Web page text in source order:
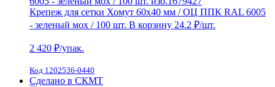
Крепеж для сетки Хомут 60х40 мм / ОЦ ППК RAL 6005
- зеленый мох / 100 шт. В корзину 24.2 ₽/шт.
2 420 ₽/упак.
Код 1202536-0440
Сделано в СКМТ